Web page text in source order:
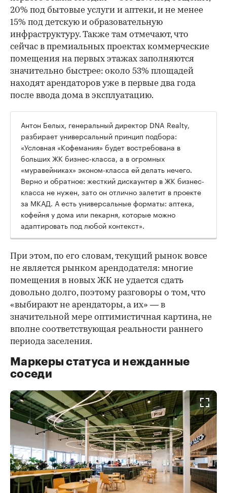
20% под бытовые услуги и аптеки, и не менее
15% под детскую и образовательную
инфраструктуру. Также там отмечают, что
сейчас в премиальных проектах коммерческие
помещения на первых этажах заполняются
значительно быстрее: около 53% площадей
находят арендаторов уже в первые два года
после ввода дома в эксплуатацию.
Антон Белых, генеральный директор DNA Realty,
разбирает универсальный принцип подбора:
«Условная «Кофемания» будет востребована в
больших ЖК бизнес-класса, а в огромных
«муравейниках» эконом-класса ей делать нечего.
Верно и обратное: жесткий дискаунтер в ЖК бизнес-
класса не нужен, зато он отлично залетит в проекте
за МКАД. А есть универсальные форматы: аптека,
кофейня у дома или пекарня, которые можно
адаптировать под любой контекст».
При этом, по его словам, текущий рынок вовсе
не является рынком арендодателя: многие
помещения в новых ЖК не удается сдать
довольно долго, поэтому разговоры о том, что
«выбирают не арендаторы, а их» — в
значительной мере оптимистичная картина, не
вполне соответствующая реальности раннего
периода заселения.
Маркеры статуса и нежданные
соседи